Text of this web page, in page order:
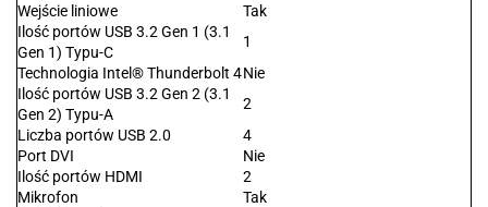
Wejście liniowe
Tak
Ilość portów USB 3.2 Gen 1 (3.1
Gen 1) Typu-C
1
Technologia Intel® Thunderbolt 4Nie
Ilość portów USB 3.2 Gen 2 (3.1
Gen 2) Typu-A
2
Liczba portów USB 2.0
4
Port DVI
Nie
Ilość portów HDMI
2
Mikrofon
Tak